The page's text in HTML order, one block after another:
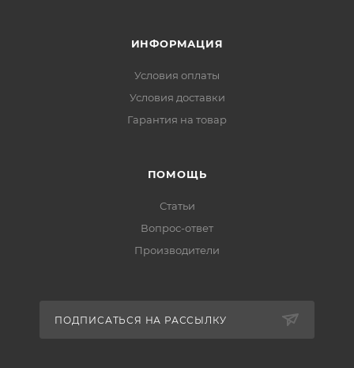
ИНФОРМАЦИЯ
Условия оплаты
Условия доставки
Гарантия на товар
ПОМОЩЬ
Статьи
Вопрос-ответ
Производители
ПОДПИСАТЬСЯ НА РАССЫЛКУ